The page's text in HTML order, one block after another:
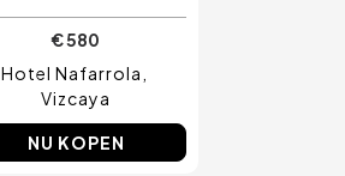
€ 580
Hotel Nafarrola
Vizcaya
NU KOPEN